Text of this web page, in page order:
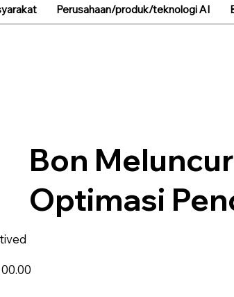
Bon
Optimasi
Perusahaan/produk/teknologi AI